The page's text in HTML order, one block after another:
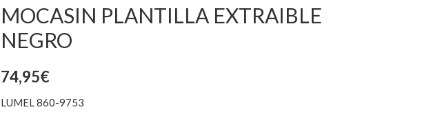
MOCASIN PLANTILLA EXTRAIBLE
NEGRO
74,95€
LUMEL 860-9753